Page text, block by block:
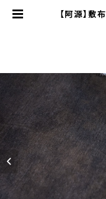
【阿源】敷布 B / [Ayuan] Spreadi